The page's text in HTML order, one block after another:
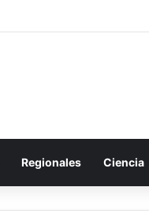
Regionales Ciencia